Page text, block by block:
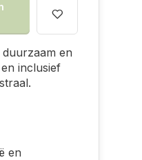
en
inclusief
en